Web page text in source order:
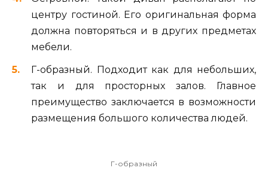
центру гостиной. Его оригинальная форма
должна повторяться и в других предметах
мебели.
Г-образный. Подходит как для небольших,
так и для просторных залов. Главное
преимущество заключается в возможности
размещения большого количества людей.
Г-образный